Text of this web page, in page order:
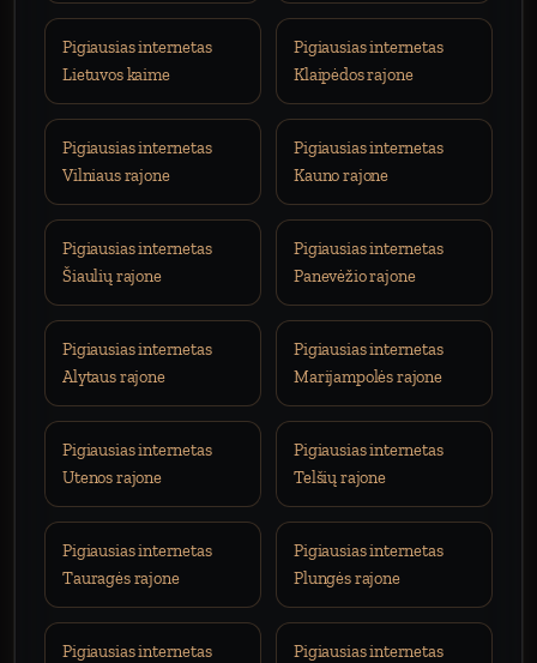
Pigiausias internetas
Lietuvos kaime
Pigiausias internetas
Klaipėdos rajone
Pigiausias internetas
Vilniaus rajone
Pigiausias internetas
Kauno rajone
Pigiausias internetas
Šiaulių rajone
Pigiausias internetas
Panevėžio rajone
Pigiausias internetas
Alytaus rajone
Pigiausias internetas
Marijampolės rajone
Pigiausias internetas
Utenos rajone
Pigiausias internetas
Telšių rajone
Pigiausias internetas
Tauragės rajone
Pigiausias internetas
Plungės rajone
Pigiausias internetas
Pigiausias internetas